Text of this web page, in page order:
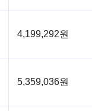
4,199,292원
5,359,036원